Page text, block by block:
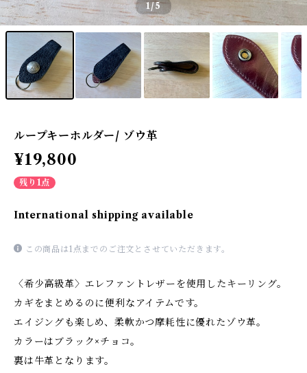
1/5
ループキーホルダー/ ゾウ革
¥19,800
残り1点
International shipping available
この商品は1点までのご注文とさせていただきます。
〈希少高級革〉エレファントレザーを使用したキーリング。
カギをまとめるのに便利なアイテムです。
エイジングも楽しめ、柔軟かつ摩耗性に優れたゾウ革。
カラーはブラック×チョコ。
裏は牛革となります。